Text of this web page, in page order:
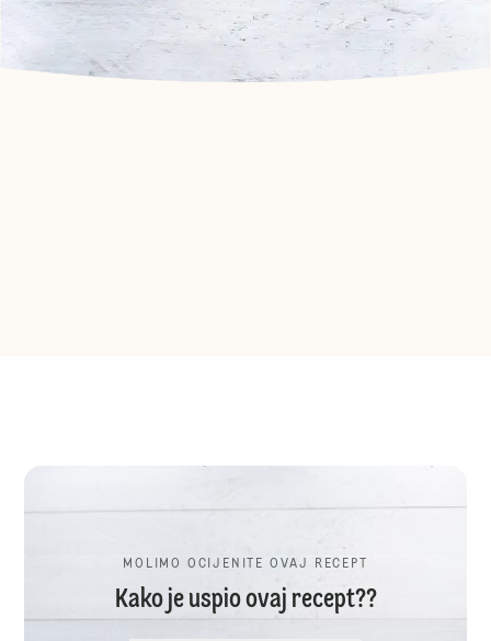
MOLIMO OCIJENITE OVAJ RECEPT
Kako je uspio ovaj recept??